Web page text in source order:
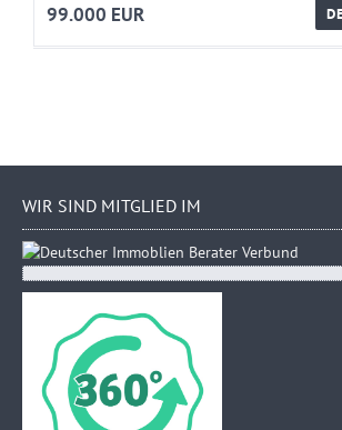
99.000 EUR
WIR SIND MITGLIED IM